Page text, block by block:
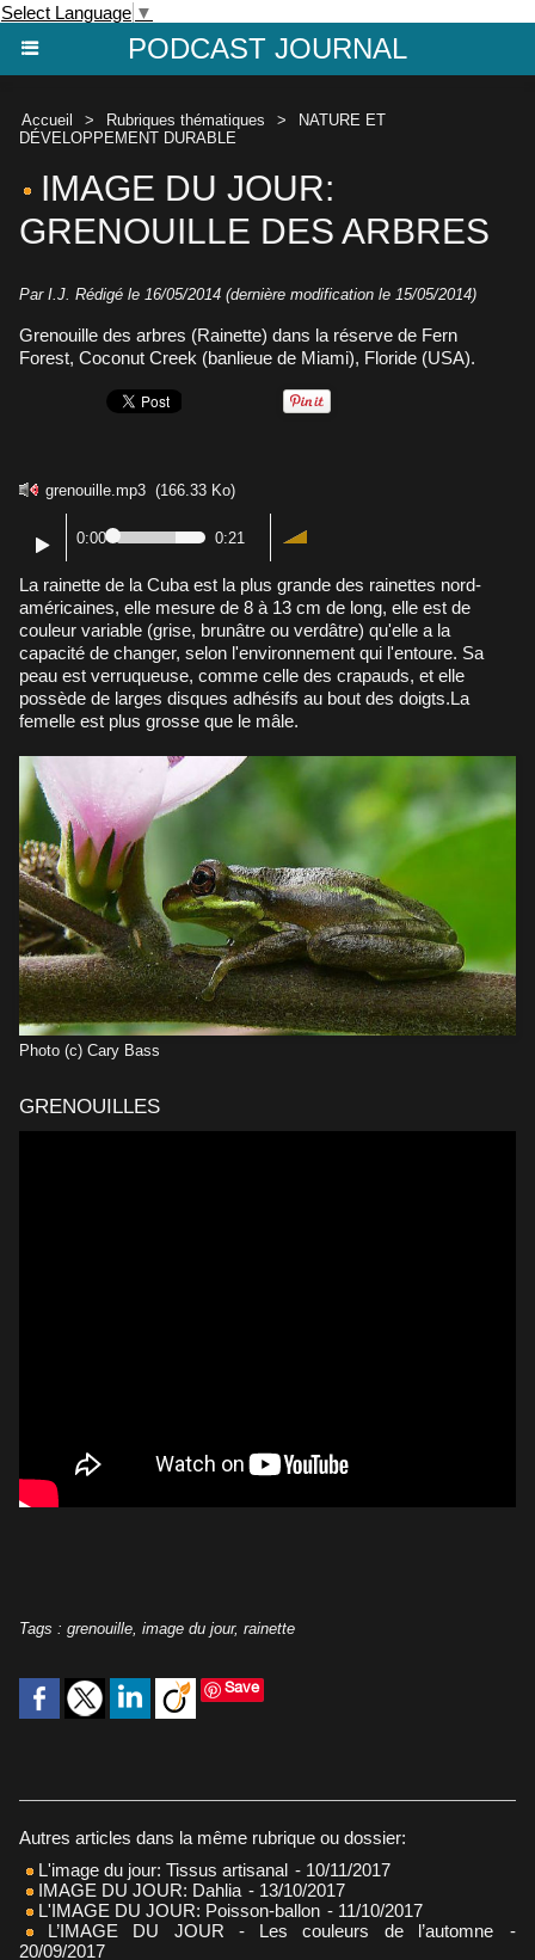
Select Language ▼
PODCAST JOURNAL
Accueil > Rubriques thématiques >
NATURE ET
DÉVELOPPEMENT DURABLE
IMAGE DU JOUR:
GRENOUILLE DES ARBRES
Par I.J. Rédigé le 16/05/2014 (dernière modification le 15/05/2014)
Grenouille des arbres (Rainette) dans la réserve de Fern
Forest, Coconut Creek (banlieue de Miami), Floride (USA).
grenouille.mp3 (166.33 Ko)
0:00 0:21
La rainette de la Cuba est la plus grande des rainettes nord-
américaines, elle mesure de 8 à 13 cm de long, elle est de
couleur variable (grise, brunâtre ou verdâtre) qu'elle a la
capacité de changer, selon l'environnement qui l'entoure. Sa
peau est verruqueuse, comme celle des crapauds, et elle
possède de larges disques adhésifs au bout des doigts.La
femelle est plus grosse que le mâle.
Photo (c) Cary Bass
GRENOUILLES
Tags : grenouille image du jour, rainette
Save
Autres articles dans la même rubrique ou dossier:
L'image du jour: Tissus artisanal - 10/11/2017
IMAGE DU JOUR: Dahlia - 13/10/2017
L'IMAGE DU JOUR: Poisson-ballon - 11/10/2017
L’IMAGE DU JOUR - Les couleurs de l’automne
-
20/09/2017